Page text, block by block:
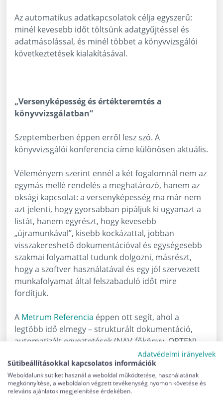
Az automatikus adatkapcsolatok célja egyszerű:
minél kevesebb időt töltsünk adatgyűjtéssel és
adatmásolással, és minél többet a könyvvizsgálói
következtetések kialakításával.
„Versenyképesség és értékteremtés a
könyvvizsgálatban”
Szeptemberben éppen erről lesz szó. A
könyvvizsgálói konferencia címe különösen aktuális.
Véleményem szerint ennél a két fogalomnál nem az
egymás mellé rendelés a meghatározó, hanem az
oksági kapcsolat: a versenyképesség ma már nem
azt jelenti, hogy gyorsabban pipáljuk ki ugyanazt a
listát, hanem egyrészt, hogy kevesebb
„újramunkával”, kisebb kockázattal, jobban
visszakereshető dokumentációval és egységesebb
szakmai folyamattal tudunk dolgozni, másrészt,
hogy a szoftver használatával és egy jól szervezett
munkafolyamat által felszabaduló időt mire
fordítjuk.
A Metrum Referencia éppen ott segít, ahol a
legtöbb idő elmegy – strukturált dokumentáció,
automatizált egyeztetések (NAV-főkönyv, OPTEN),
sablonok –, és ez az a felszabaduló kapacitás, amit
már nem a megfelelésre, hanem az ügyfélnek
nyújtott plusz értékre (kockázatfeltárás, cash-flow-
elemzés, anomáliák jelzése) lehet fordítani.
Adatvédelmi irányelvek
Sütibeállításokkal kapcsolatos információk
Weboldalunk sütiket használ a weboldal működtetése, használatának
megkönnyítése, a weboldalon végzett tevékenység nyomon követése és
releváns ajánlatok megjelenítése érdekében.